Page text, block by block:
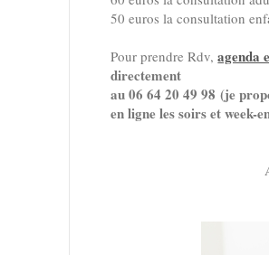
50 euros la consultation
Pour prendre Rdv,agenda
directement
au 06 64 20 49 98 (je
en ligne les soirs et week-